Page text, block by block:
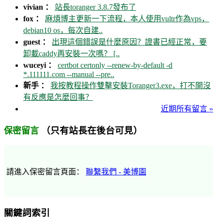
vivian ： 站長toranger 3.8.7發布了
fox ： 麻煩博主更新一下流程，本人使用vultr作為vps，
debian10 os，每次自建..
guest ： 出現這個錯誤是什麼原因？證書已經正常，要
卸載caddy再安裝一次嗎？ [..
wuceyi ： certbot certonly --renew-by-default -d
*.111111.com --manual --pre..
新手 ： 我按教程操作雙擊安裝Toranger3.exe，打不開沒
有反應是怎麼回事？
近期所有留言 »
保密留言 （只有站長在後台可見）
請進入保密留言頁面： 聯繫我們 - 美博園
關鍵詞索引